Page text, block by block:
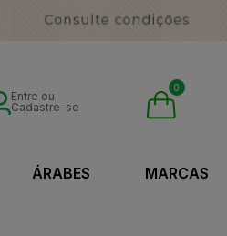
Entre ou
Cadastre-se
0
ÁRABES MARCAS